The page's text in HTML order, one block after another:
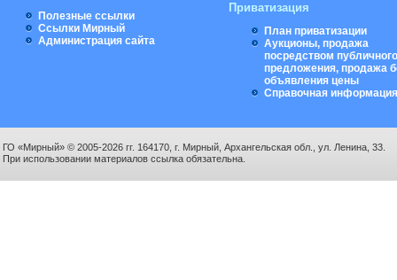
Полезные ссылки
Ссылки Мирный
Администрация сайта
Приватизация
План приватизации
Аукционы, продажа
посредством публичного
предложения, продажа
объявления цены
Справочная информация
ГО «Мирный» © 2005-2026 гг. 164170, г. Мирный, Архангельская обл., ул. Ленина, 33.
При использовании материалов ссылка обязательна.